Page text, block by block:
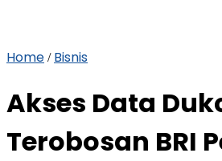
Home / Bisnis
Akses Data
Terobosan BRI